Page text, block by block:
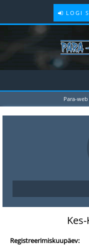
LOGI
Para-web
Registreerimiskuupäev: